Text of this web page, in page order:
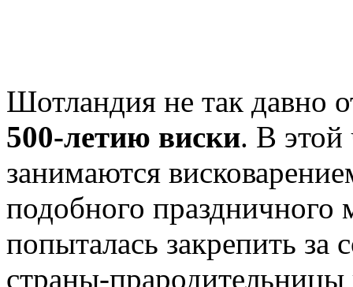
Шотландия не так давно
500-летию виски. В этой
занимаются
подобного
попыталась закрепить за
страны-прародительницы